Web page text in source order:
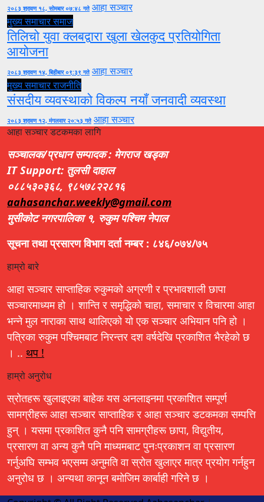
२०८३ श्रावण १८, सोमबार ०७:४८ गते आहा सञ्चार
मुख्य समाचारसमाज
तिलिचो युवा क्लबद्वारा खुला खेलकुद प्रतियोगिता
आयोजना
२०८३ श्रावण १४, बिहीबार ०९:३९ गते आहा सञ्चार
मुख्य समाचारराजनीति
संसदीय व्यवस्थाको विकल्प नयाँ जनवादी व्यवस्था
२०८३ श्रावण १२, मंगलवार २०:५३ गते आहा सञ्चार
आहा सञ्चार डटकमका लागि
सञ्चालक/प्रधान सम्पादक : मेगराज खड्का
IT Support: तुलसी दाहाल
०८८५३०३६८, ९८५७८२२८१६
aahasanchar.weekly@gmail.com
मुसीकोट नगरपालिका १, रुकुम पश्चिम नेपाल
सूचना तथा प्रसारण विभाग दर्ता नम्बर : ८४६/०७४/७५
हाम्रो बारे
आहा सञ्चार साप्ताहिक रुकुमको अग्रणी र प्रभावशाली छापा
सञ्चारमाध्यम हो । शान्ति र समृद्धिको चाहा, समाचार र विचारमा आहा
भन्ने मुल नाराका साथ थालिएको यो एक सञ्चार अभियान पनि हो ।
पत्रिका रुकुम पश्चिमबाट निरन्तर दश वर्षदेखि प्रकाशित भैरहेको छ
। .. थप !
हाम्रो अनुरोध
स्रोतहरू खुलाइएका बाहेक यस अनलाइनमा प्रकाशित सम्पूर्ण
सामग्रीहरू आहा सञ्चार साप्ताहिक र आहा सञ्चार डटकमका सम्पत्ति
हुन् । यसमा प्रकाशित कुनै पनि सामग्रीहरू छापा, विद्युतीय,
प्रसारण वा अन्य कुनै पनि माध्यमबाट पुनःप्रकाशन वा प्रसारण
गर्नुअघि सम्भव भएसम्म अनुमति वा स्रोत खुलाएर मात्र प्रयोग गर्नहुन
अनुरोध छ । अन्यथा कानून बमोजिम कार्बाही गरिने छ ।